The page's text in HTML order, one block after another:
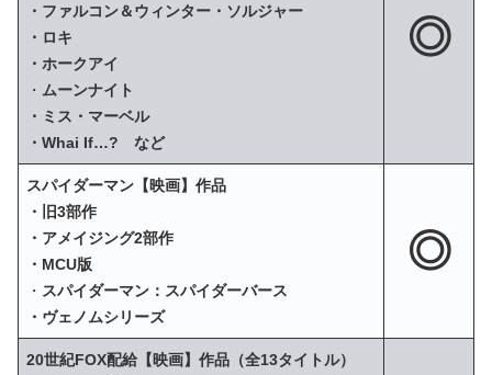
・ファルコン＆ウィンター・ソルジャー
・ロキ
・ホークアイ
・ ムーンナイト
・ミス・マーベル
・Whai If…? など
◎
スパイダーマン【映画】作品
・旧3部作
・アメイジング2部作
・MCU版
・ スパイダーマン：スパイダーバース
・ヴェノムシリーズ
◎
20世紀FOX配給【映画】作品（全13タイトル）